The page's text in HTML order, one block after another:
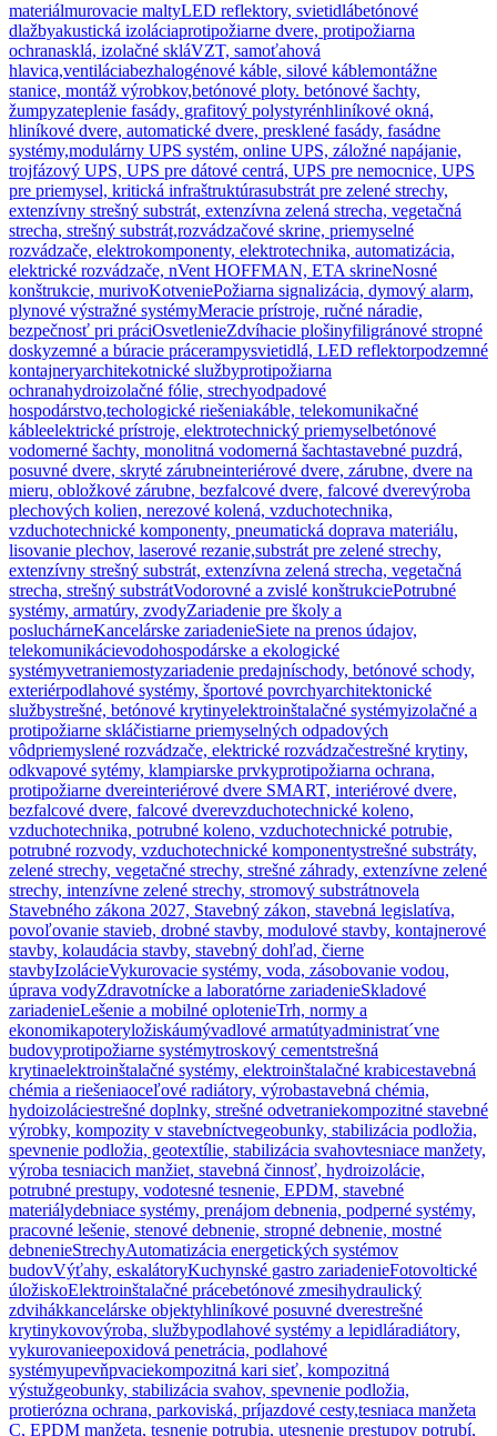
materiálmurovacie maltyLED reflektory, svietidlábetónové
dlažbyakustická izoláciaprotipožiarne dvere, protipožiarna
ochranasklá, izolačné skláVZT, samoťahová
hlavica,ventiláciabezhalogénové káble, silové káblemontážne
stanice, montáž výrobkov,betónové ploty. betónové šachty,
žumpyzateplenie fasády, grafitový polystyrénhliníkové okná,
hliníkové dvere, automatické dvere, presklené fasády, fasádne
systémy,modulárny UPS systém, online UPS, záložné napájanie,
trojfázový UPS, UPS pre dátové centrá, UPS pre nemocnice, UPS
pre priemysel, kritická infraštruktúrasubstrát pre zelené strechy,
extenzívny strešný substrát, extenzívna zelená strecha, vegetačná
strecha, strešný substrát,rozvádzačové skrine, priemyselné
rozvádzače, elektrokomponenty, elektrotechnika, automatizácia,
elektrické rozvádzače, nVent HOFFMAN, ETA skrineNosné
konštrukcie, murivoKotveniePožiarna signalizácia, dymový alarm,
plynové výstražné systémyMeracie prístroje, ručné náradie,
bezpečnosť pri práciOsvetlenieZdvíhacie plošinyfiligránové stropné
doskyzemné a búracie prácerampysvietidlá, LED reflektorpodzemné
kontajneryarchitekotnické službyprotipožiarna
ochranahydroizolačné fólie, strechyodpadové
hospodárstvo,techologické riešeniakáble, telekomunikačné
kábleelektrické prístroje, elektrotechnický priemyselbetónové
vodomerné šachty, monolitná vodomerná šachtastavebné puzdrá,
posuvné dvere, skryté zárubneinteriérové dvere, zárubne, dvere na
mieru, obložkové zárubne, bezfalcové dvere, falcové dverevýroba
plechových kolien, nerezové kolená, vzduchotechnika,
vzduchotechnické komponenty, pneumatická doprava materiálu,
lisovanie plechov, laserové rezanie,substrát pre zelené strechy,
extenzívny strešný substrát, extenzívna zelená strecha, vegetačná
strecha, strešný substrátVodorovné a zvislé konštrukciePotrubné
systémy, armatúry, zvodyZariadenie pre školy a
posluchárneKancelárske zariadenieSiete na prenos údajov,
telekomunikácievodohospodárske a ekologické
systémyvetraniemostyzariadenie predajníschody, betónové schody,
exteriérpodlahové systémy, športové povrchyarchitektonické
službystrešné, betónové krytinyelektroinštalačné systémyizolačné a
protipožiarne skláčistiarne priemyselných odpadových
vôdpriemyslené rozvádzače, elektrické rozvádzačestrešné krytiny,
odkvapové sytémy, klampiarske prvkyprotipožiarna ochrana,
protipožiarne dvereinteriérové dvere SMART, interiérové dvere,
bezfalcové dvere, falcové dverevzduchotechnické koleno,
vzduchotechnika, potrubné koleno, vzduchotechnické potrubie,
potrubné rozvody, vzduchotechnické komponentystrešné substráty,
zelené strechy, vegetačné strechy, strešné záhrady, extenzívne zelené
strechy, intenzívne zelené strechy, stromový substrátnovela
Stavebného zákona 2027, Stavebný zákon, stavebná legislatíva,
povoľovanie stavieb, drobné stavby, modulové stavby, kontajnerové
stavby, kolaudácia stavby, stavebný dohľad, čierne
stavbyIzolácieVykurovacie systémy, voda, zásobovanie vodou,
úprava vodyZdravotnícke a laboratórne zariadenieSkladové
zariadenieLešenie a mobilné oplotenieTrh, normy a
ekonomikapoteryložiskáumývadlové armatútyadministrat´vne
budovyprotipožiarne systémytroskový cementstrešná
krytinaelektroinštalačné systémy, elektroinštalačné krabicestavebná
chémia a riešeniaoceľové radiátory, výrobastavebná chémia,
hydoizoláciestrešné doplnky, strešné odvetraniekompozitné stavebné
výrobky, kompozity v stavebníctvegeobunky, stabilizácia podložia,
spevnenie podložia, geotextílie, stabilizácia svahovtesniace manžety,
výroba tesniacich manžiet, stavebná činnosť, hydroizolácie,
potrubné prestupy, vodotesné tesnenie, EPDM, stavebné
materiálydebniace systémy, prenájom debnenia, podperné systémy,
pracovné lešenie, stenové debnenie, stropné debnenie, mostné
debnenieStrechyAutomatizácia energetických systémov
budovVýťahy, eskalátoryKuchynské gastro zariadenieFotovoltické
úložiskoElektroinštalačné prácebetónové zmesihydraulický
zdvihákkancelárske objektyhliníkové posuvné dverestrešné
krytinykovovýroba, službypodlahové systémy a lepidláradiátory,
vykurovanieepoxidová penetrácia, podlahové
systémyupevňpvaciekompozitná kari sieť, kompozitná
výstužgeobunky, stabilizácia svahov, spevnenie podložia,
protierózna ochrana, parkoviská, príjazdové cesty,tesniaca manžeta
C, EPDM manžeta, tesnenie potrubia, utesnenie prestupov potrubí,